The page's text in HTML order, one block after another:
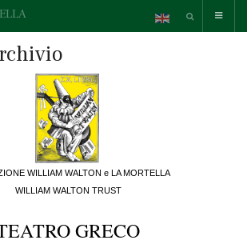
WILLIAM WALTON e LA MORTELLA
WILLIAM WALTON TRUST
GRECO